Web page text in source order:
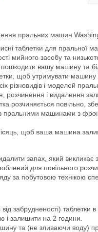
пральних машин
таблетки для пральної
мийного засобу та
вашу машину та
щоб утримувати машину
різновидів і моделей
розчинення і видалення
розчиняється повільно,
пральними машинами з
щоб ваша машина
запах, який
для повільного
за побутовою технікою
забрудненості)
і залишити на 2 години.
та (не зливаючи воду)